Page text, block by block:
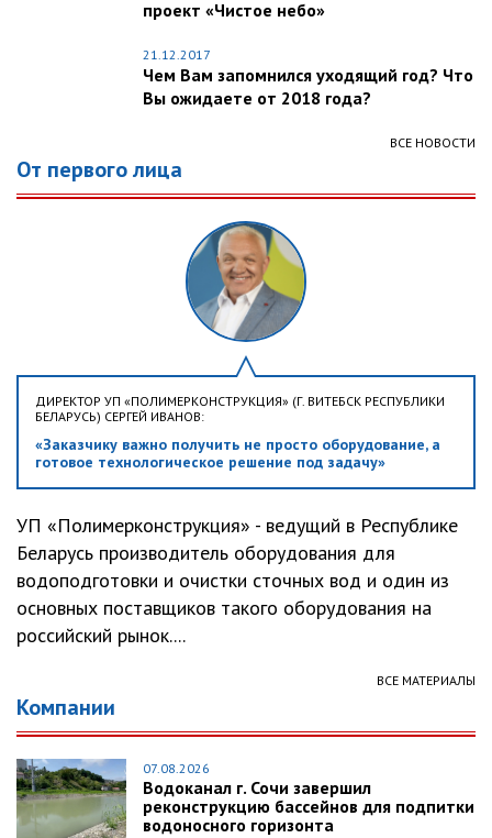
проект «Чистое небо»
21.12.2017
Чем Вам запомнился уходящий год? Что
Вы ожидаете от 2018 года?
ВСЕ НОВОСТИ
От первого лица
ДИРЕКТОР УП «ПОЛИМЕРКОНСТРУКЦИЯ» (Г. ВИТЕБСК РЕСПУБЛИКИ
БЕЛАРУСЬ) СЕРГЕЙ ИВАНОВ:
«Заказчику важно получить не просто оборудование, а
готовое технологическое решение под задачу»
УП «Полимерконструкция» - ведущий в Республике
Беларусь производитель оборудования для
водоподготовки и очистки сточных вод и один из
основных поставщиков такого оборудования на
российский рынок....
ВСЕ МАТЕРИАЛЫ
Компании
07.08.2026
Водоканал г. Сочи завершил
реконструкцию бассейнов для подпитки
водоносного горизонта